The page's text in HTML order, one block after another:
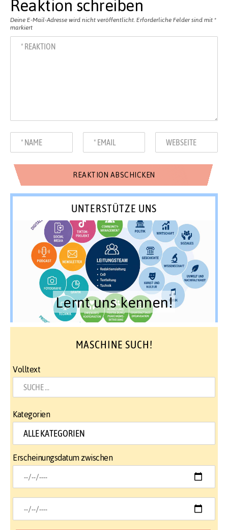
Reaktion schreiben
Deine E-Mail-Adresse wird nicht veröffentlicht. Erforderliche Felder sind mit *
markiert
UNTERSTÜTZE UNS
Lernt uns kennen!
MASCHINE SUCH!
Volltext
Kategorien
Erscheinungsdatum zwischen